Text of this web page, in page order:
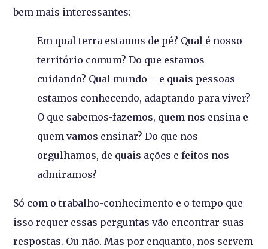
bem mais interessantes:
Em qual terra estamos de pé? Qual é nosso
território comum? Do que estamos
cuidando? Qual mundo – e quais pessoas –
estamos conhecendo, adaptando para viver?
O que sabemos-fazemos, quem nos ensina e
quem vamos ensinar? Do que nos
orgulhamos, de quais ações e feitos nos
admiramos?
Só com o trabalho-conhecimento e o tempo que
isso requer essas perguntas vão encontrar suas
respostas. Ou não. Mas por enquanto, nos servem